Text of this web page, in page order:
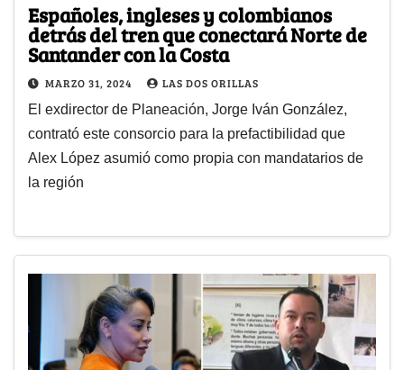
Españoles, ingleses y colombianos
detrás del tren que conectará Norte de
Santander con la Costa
MARZO 31, 2024 LAS DOS ORILLAS
El exdirector de Planeación, Jorge Iván González,
contrató este consorcio para la prefactibilidad que
Alex López asumió como propia con mandatarios de
la región